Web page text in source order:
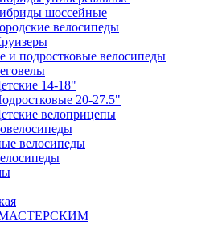
шоссейные
велосипеды
и подростковые велосипеды
14-18"
20-27.5"
велоприцепы
велосипеды